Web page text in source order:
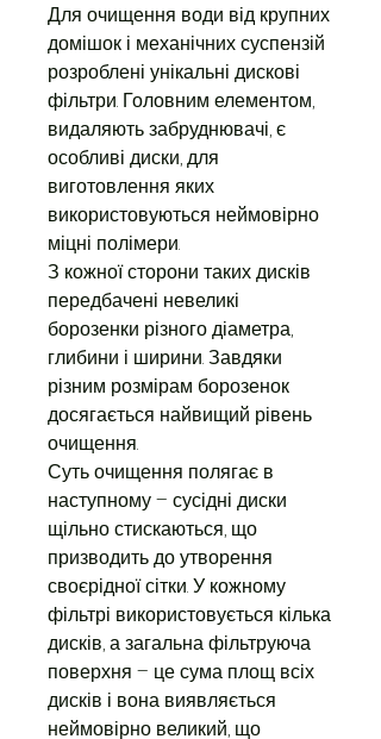
Для очищення води від крупних
домішок і механічних суспензій
розроблені унікальні дискові
фільтри. Головним елементом,
видаляють забруднювачі, є
особливі диски, для
виготовлення яких
використовуються неймовірно
міцні полімери.
З кожної сторони таких дисків
передбачені невеликі
борозенки різного діаметра,
глибини і ширини. Завдяки
різним розмірам борозенок
досягається найвищий рівень
очищення.
Суть очищення полягає в
наступному – сусідні диски
щільно стискаються, що
призводить до утворення
своєрідної сітки. У кожному
фільтрі використовується кілька
дисків, а загальна фільтруюча
поверхня – це сума площ всіх
дисків і вона виявляється
неймовірно великий, що